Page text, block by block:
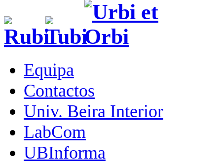
Equipa
Contactos
Univ. Beira Interior
LabCom
UBInforma